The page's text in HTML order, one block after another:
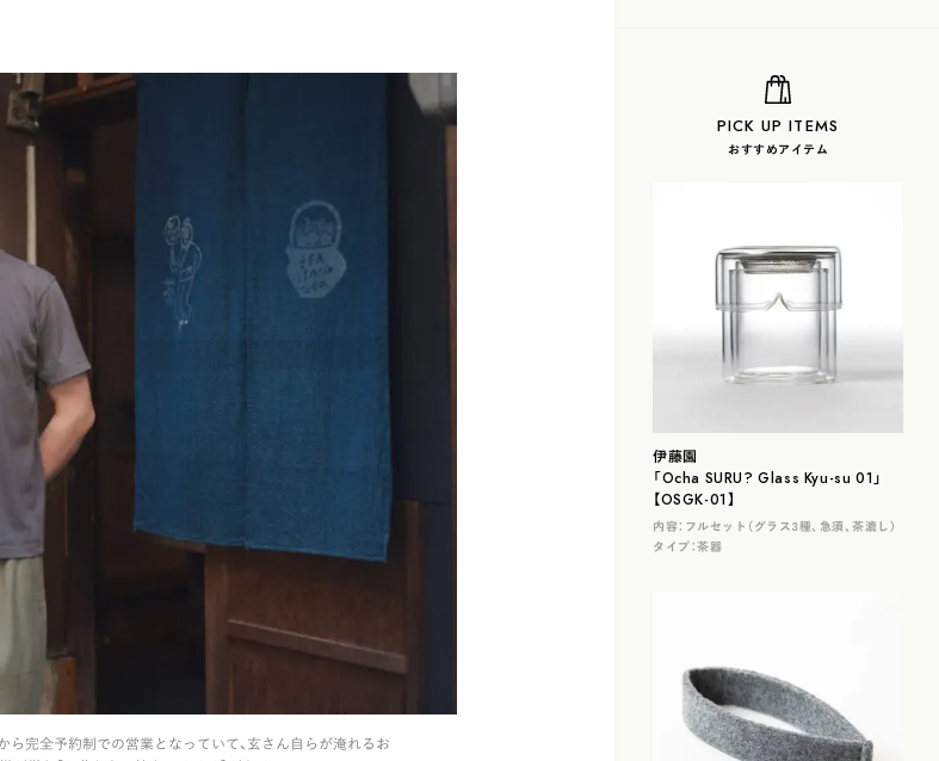
ら完全予約制での営業となっていて、玄さん自らが淹れるお
PICK UP ITEMS
おすすめアイテム
伊藤園
「Ocha SURU? Glass Kyu-su 01」
【OSGK-01】
内容： フルセット（グラス３種、急須、茶漉し）
タイプ：茶器